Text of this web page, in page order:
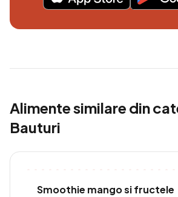
Alimente similare din
Bauturi
Smoothie mango si fructele